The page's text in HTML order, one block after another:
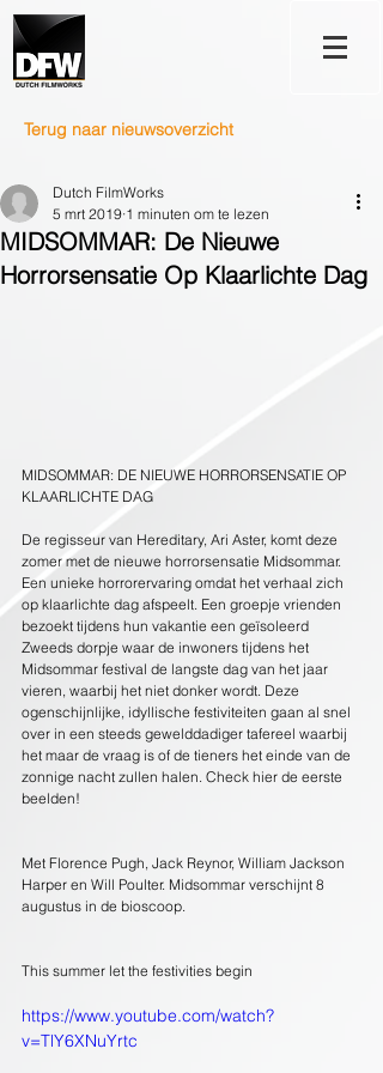
Terug naar nieuwsoverzicht
MIDSOMMAR: De Nieuwe
Horrorsensatie Op Klaarlichte Dag
Dutch FilmWorks
5 mrt 2019 1 minuten om te lezen
MIDSOMMAR: DE NIEUWE HORRORSENSATIE OP
KLAARLICHTE DAG
De regisseur van Hereditary, Ari Aster, komt deze
zomer met de nieuwe horrorsensatie Midsommar.
Een unieke horrorervaring omdat het verhaal zich
op klaarlichte dag afspeelt. Een groepje vrienden
bezoekt tijdens hun vakantie een geïsoleerd
Zweeds dorpje waar de inwoners tijdens het
Midsommar festival de langste dag van het jaar
vieren, waarbij het niet donker wordt. Deze
ogenschijnlijke, idyllische festiviteiten gaan al snel
over in een steeds gewelddadiger tafereel waarbij
het maar de vraag is of de tieners het einde van de
zonnige nacht zullen halen. Check hier de eerste
beelden!
Met Florence Pugh, Jack Reynor, William Jackson
Harper en Will Poulter. Midsommar verschijnt 8
augustus in de bioscoop.
This summer let the festivities begin
https://www.youtube.com/watch?
v=TlY6XNuYrtc